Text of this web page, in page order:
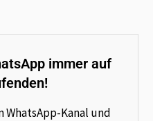
immer auf
WhatsApp-Kanal und